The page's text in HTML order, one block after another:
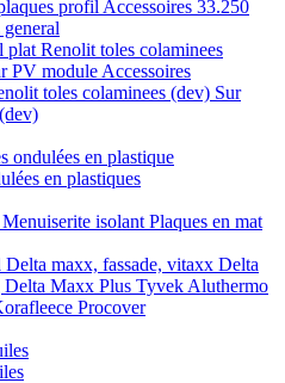
profil Accessoires 33.250
plat Renolit toles colaminees
PV module Accessoires
toles colaminees (dev) Sur
ondulées en plastique
en plastiques
Menuiserite isolant Plaques en mat
Delta maxx, fassade, vitaxx Delta
Delta Maxx Plus Tyvek Aluthermo
Procover